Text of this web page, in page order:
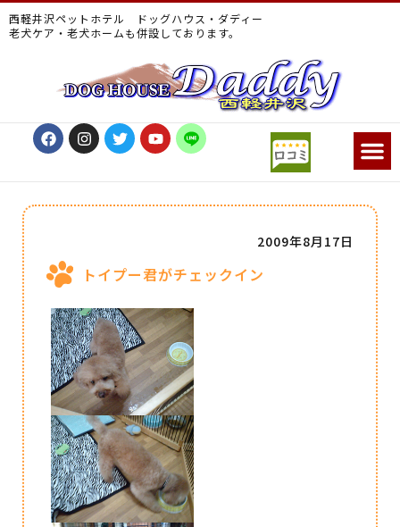
西軽井沢ペットホテル ドッグハウス・ダディー
老犬ケア・老犬ホームも併設しております。
トイプー君がチェックイン
2009年8月17日